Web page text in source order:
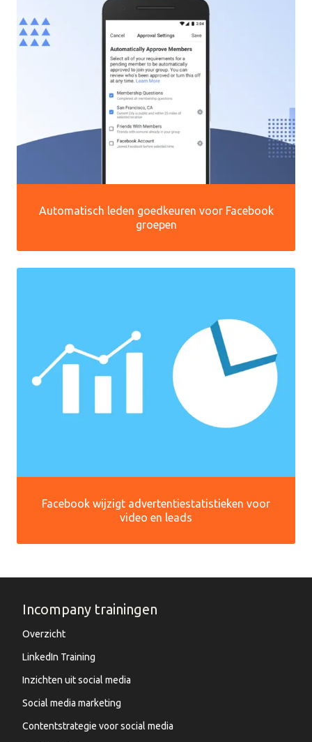
Automatisch leden goedkeuren voor Facebook
groepen
Facebook wijzigt advertentiestatistieken voor
video en leads
Incompany trainingen
Overzicht
LinkedIn Training
Inzichten uit social media
Social media marketing
Contentstrategie voor social media